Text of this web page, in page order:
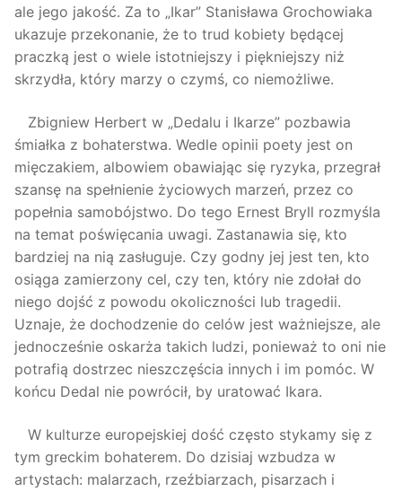
ale jego jakość. Za to „Ikar” Stanisława Grochowiaka
ukazuje przekonanie, że to trud kobiety będącej
praczką jest o wiele istotniejszy i piękniejszy niż
skrzydła, który marzy o czymś, co niemożliwe.
Zbigniew Herbert w „Dedalu i Ikarze” pozbawia
śmiałka z bohaterstwa. Wedle opinii poety jest on
mięczakiem, albowiem obawiając się ryzyka, przegrał
szansę na spełnienie życiowych marzeń, przez co
popełnia samobójstwo. Do tego Ernest Bryll rozmyśla
na temat poświęcania uwagi. Zastanawia się, kto
bardziej na nią zasługuje. Czy godny jej jest ten, kto
osiąga zamierzony cel, czy ten, który nie zdołał do
niego dojść z powodu okoliczności lub tragedii.
Uznaje, że dochodzenie do celów jest ważniejsze, ale
jednocześnie oskarża takich ludzi, ponieważ to oni nie
potrafią dostrzec nieszczęścia innych i im pomóc. W
końcu Dedal nie powrócił, by uratować Ikara.
W kulturze europejskiej dość często stykamy się z
tym greckim bohaterem. Do dzisiaj wzbudza w
artystach: malarzach, rzeźbiarzach, pisarzach i